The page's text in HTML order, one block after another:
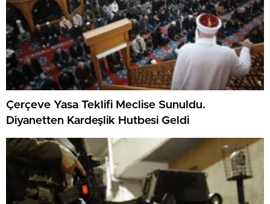
Çerçeve Yasa Teklifi Meclise Sunuldu.
Diyanetten Kardeşlik Hutbesi Geldi